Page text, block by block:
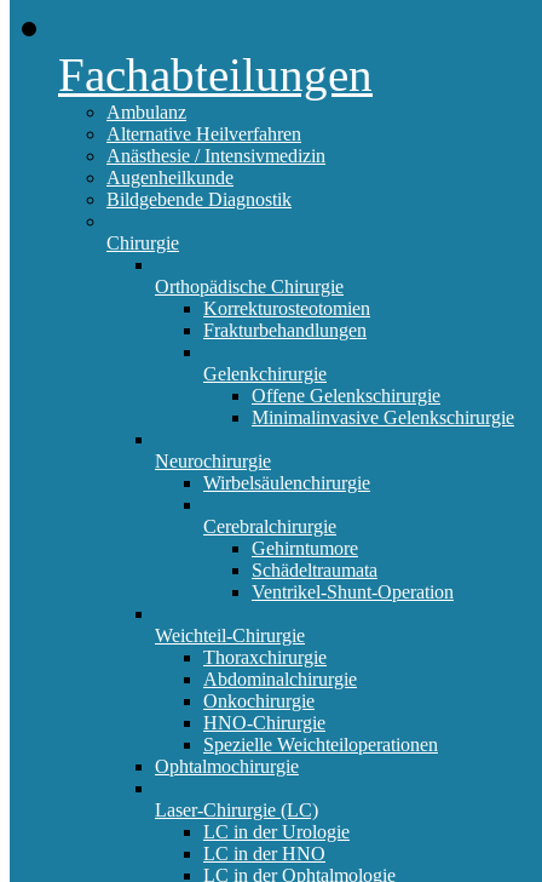
Fachabteilungen
Ambulanz
Alternative Heilverfahren
Anästhesie / Intensivmedizin
Augenheilkunde
Bildgebende Diagnostik
Chirurgie
Orthopädische Chirurgie
Korrekturosteotomien
Frakturbehandlungen
Gelenkchirurgie
Offene Gelenkschirurgie
Minimalinvasive Gelenkschirurgie
Neurochirurgie
Wirbelsäulenchirurgie
Cerebralchirurgie
Gehirntumore
Schädeltraumata
Ventrikel-Shunt-Operation
Weichteil-Chirurgie
Thoraxchirurgie
Abdominalchirurgie
Onkochirurgie
HNO-Chirurgie
Spezielle Weichteiloperationen
Ophtalmochirurgie
Laser-Chirurgie (LC)
LC in der Urologie
LC in der HNO
LC in der Ophtalmologie